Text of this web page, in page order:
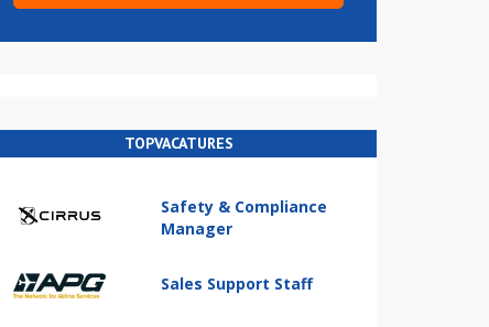
TOPVACATURES
Safety & Compliance
Manager
Sales Support Staff